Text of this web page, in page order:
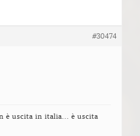
#30474
è uscita in italia… è uscita